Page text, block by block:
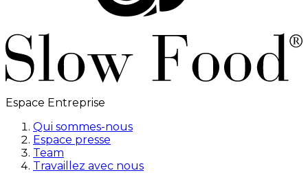
Espace Entreprise
Qui sommes-nous
Espace presse
Team
Travaillez avec nous